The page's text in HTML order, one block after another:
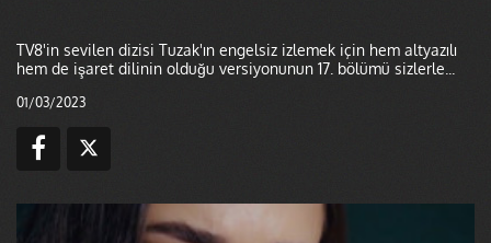
TV8'in sevilen dizisi Tuzak'ın engelsiz izlemek için hem altyazılı
hem de işaret dilinin olduğu versiyonunun 17. bölümü sizlerle...
01/03/2023